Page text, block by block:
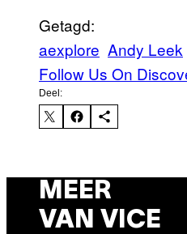
Getagd:
aexplore Andy Leek
Follow Us On
Deel:
MEER
VAN VICE